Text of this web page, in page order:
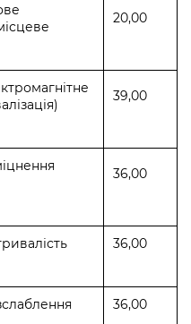
20,00
39,00
36,00
36,00
36,00